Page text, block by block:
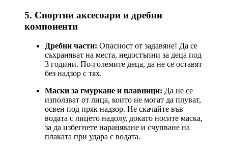
5. Спортни аксесоари и дребни
компоненти
Дребни части: Опасност от задавяне! Да се
съхраняват на места, недостъпни за деца под
3 години. По-големите деца, да не се оставят
без надзор с тях.
Маски за гмуркане и плавници: Да не се
използват от лица, които не могат да плуват,
освен под пряк надзор. Не скачайте във
водата с лицето надолу, докато носите маска,
за да избегнете нараняване и счупване на
плаката при удара с водата.